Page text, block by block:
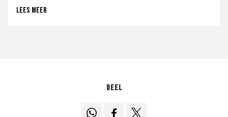
Lees meer
Deel